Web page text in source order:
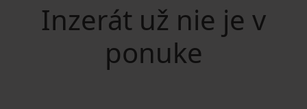
Inzerát už nie je v
ponuke